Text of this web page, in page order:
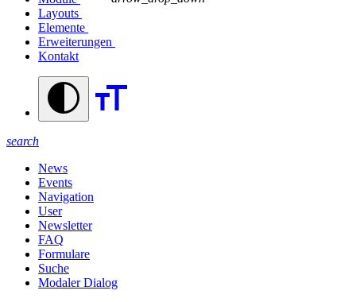
Layouts
Elemente
Erweiterungen
Kontakt
search
News
Events
Navigation
User
Newsletter
FAQ
Formulare
Suche
Modaler Dialog